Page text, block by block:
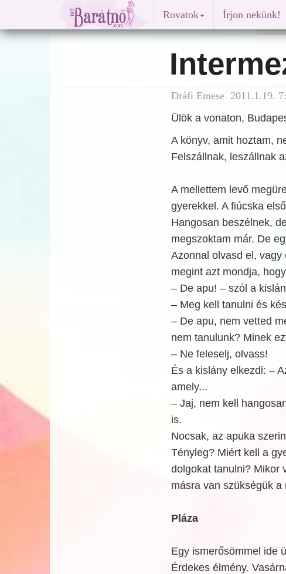
Rovatok Írjon nekünk!
Dráfi Emese 2011.1.19.
Ülök a vonaton,
A könyv, amit hoztam,
Felszállnak, leszállnak
A mellettem levő
gyerekkel. A fiúcska
Hangosan beszélnek,
megszoktam már. De
Azonnal olvasd el, vagy
megint azt mondja,
– De apu! – szól a
– Meg kell tanulni és
– De apu, nem vetted
nem tanulunk? Minek
– Ne feleselj, olvass!
És a kislány elkezdi: –
amely...
– Jaj, nem kell
is.
Nocsak, az apuka
Tényleg? Miért kell a
dolgokat tanulni? Mikor
másra van szükségük a
Pláza
Egy ismerősömmel ide
Érdekes élmény.